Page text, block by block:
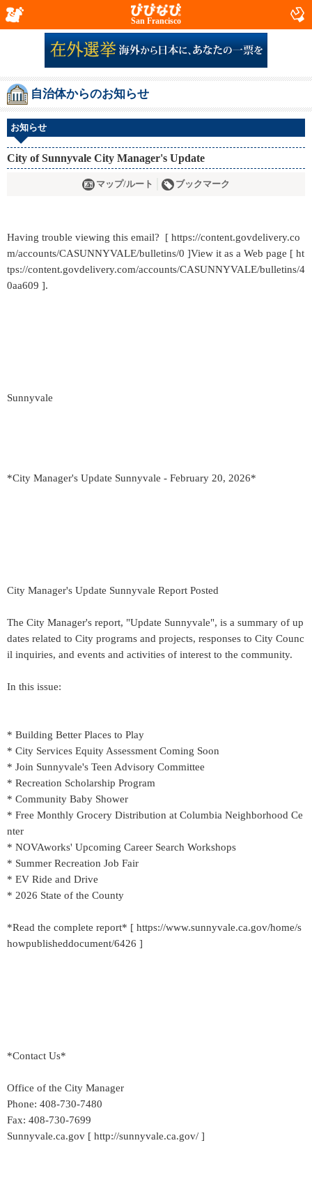
San Francisco
自治体からのお知らせ
お知らせ
City of Sunnyvale City Manager's Update
マップ/ルート ブックマーク
Having trouble viewing this email? [ https://content.govdelivery.co
m/accounts/CASUNNYVALE/bulletins/0 ]View it as a Web page [ ht
tps://content.govdelivery.com/accounts/CASUNNYVALE/bulletins/4
0aa609 ].
Sunnyvale
*City Manager's Update Sunnyvale - February 20, 2026*
City Manager's Update Sunnyvale Report Posted
The City Manager's report, "Update Sunnyvale", is a summary of up
dates related to City programs and projects, responses to City Counc
il inquiries, and events and activities of interest to the community.
In this issue:
* Building Better Places to Play
* City Services Equity Assessment Coming Soon
* Join Sunnyvale's Teen Advisory Committee
* Recreation Scholarship Program
* Community Baby Shower
* Free Monthly Grocery Distribution at Columbia Neighborhood Ce
nter
* NOVAworks' Upcoming Career Search Workshops
* Summer Recreation Job Fair
* EV Ride and Drive
* 2026 State of the County
*Read the complete report* [ https://www.sunnyvale.ca.gov/home/s
howpublisheddocument/6426 ]
*Contact Us*
Office of the City Manager
Phone: 408-730-7480
Fax: 408-730-7699
Sunnyvale.ca.gov [ http://sunnyvale.ca.gov/ ]